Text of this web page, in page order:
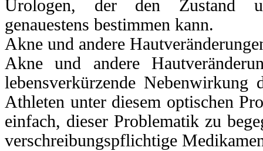
Urologen, der den Zustand
genauestens bestimmen kann.
Akne und andere
Akne und andere
lebensverkürzende Nebenwirkung
Athleten unter diesem optischen
einfach, dieser Problematik zu
verschreibungspflichtige